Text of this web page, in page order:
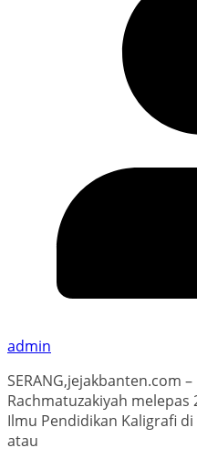
admin
SERANG,jejakbanten.com
Rachmatuzakiyah
Ilmu Pendidikan Kaligrafi di
atau